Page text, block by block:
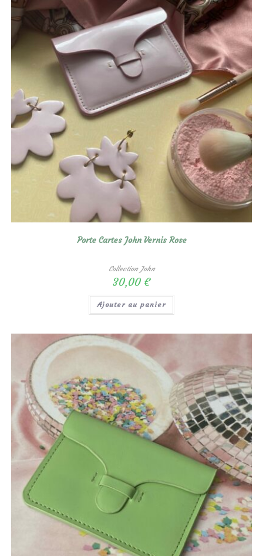
Porte Cartes John Vernis Rose
Collection John
30,00 €
Ajouter au panier